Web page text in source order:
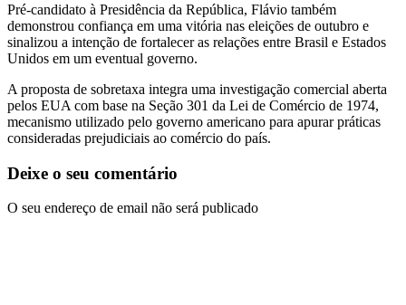
Pré-candidato à Presidência da República, Flávio também
demonstrou confiança em uma vitória nas eleições de outubro e
sinalizou a intenção de fortalecer as relações entre Brasil e Estados
Unidos em um eventual governo.
A proposta de sobretaxa integra uma investigação comercial aberta
pelos EUA com base na Seção 301 da Lei de Comércio de 1974,
mecanismo utilizado pelo governo americano para apurar práticas
consideradas prejudiciais ao comércio do país.
Deixe o seu comentário
O seu endereço de email não será publicado